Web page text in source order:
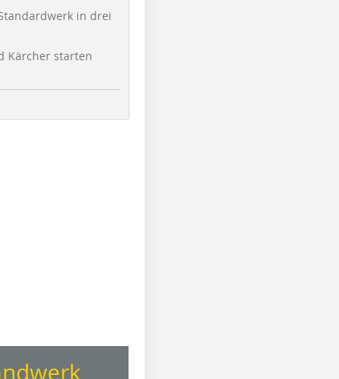
in drei
Kärcher starten